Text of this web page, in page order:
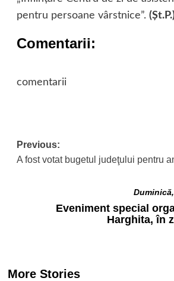
pentru persoane vârstnice”.
Comentarii:
comentarii
Post
navigation
Previous:
A fost votat bugetul judeţului pentru
Eveniment special
Harghita, în
More Stories